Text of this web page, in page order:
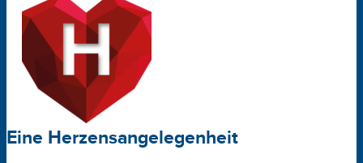
Eine Herzensangelegenheit